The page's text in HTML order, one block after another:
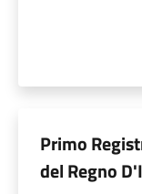
Primo
del Regno